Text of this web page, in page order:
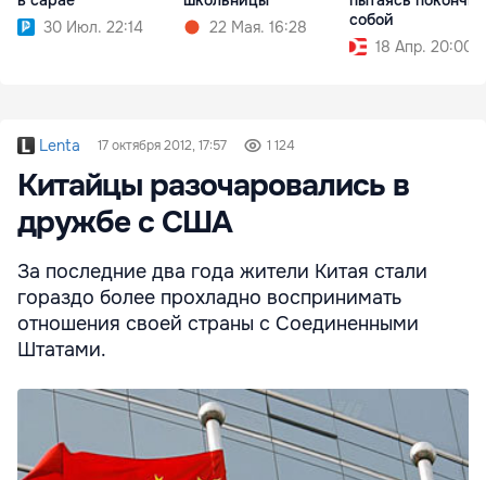
30 Июл. 22:14
22 Мая. 16:28
собой
18 Апр. 20:00
Lenta 17 октября 2012, 17:57 1 124
Китайцы разочаровались в
дружбе с США
За последние два года жители Китая стали
гораздо более прохладно воспринимать
отношения своей страны с Соединенными
Штатами.